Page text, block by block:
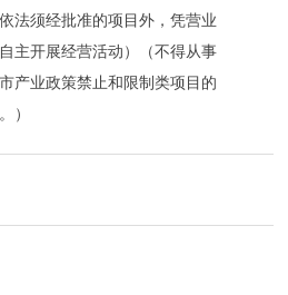
法须经批准的项目外，凭营业
主开展经营活动）（不得从事
产业政策禁止和限制类项目的
）